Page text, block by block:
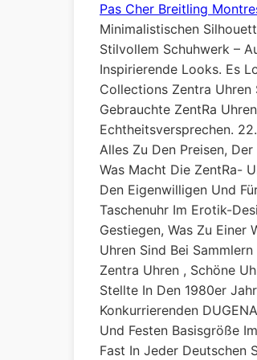
Pas Cher Breitling
Minimalistischen
Stilvollem Schuhwerk –
Inspirierende Looks. Es
Collections Zentra Uhren
Gebrauchte ZentRa
Echtheitsversprechen.
Alles Zu Den Preisen,
Was Macht Die ZentRa-
Den Eigenwilligen Und
Taschenuhr Im Erotik-
Gestiegen, Was Zu
Uhren Sind Bei
Zentra Uhren , Schöne
Stellte In Den 1980er
Konkurrierenden
Und Festen Basisgröße
Fast In Jeder Deutschen